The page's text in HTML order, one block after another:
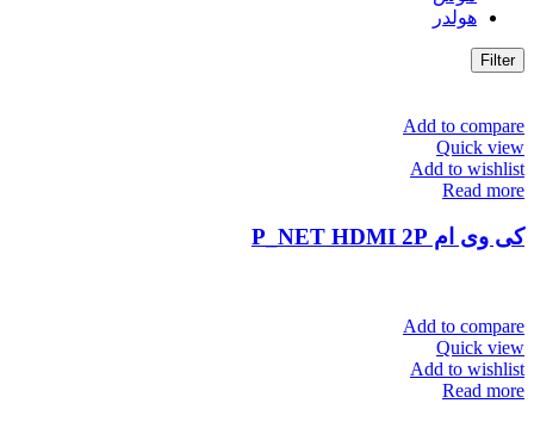
هولدر
Filter
Add to compare
Quick view
Add to wishlist
Read more
کی وی ام P_NET HDMI 2P
Add to compare
Quick view
Add to wishlist
Read more